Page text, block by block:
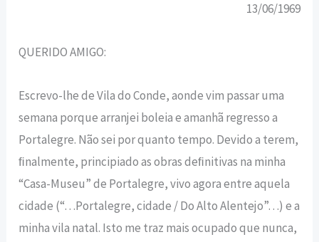
13/06/1969
QUERIDO AMIGO:
Escrevo-lhe de Vila do Conde, aonde vim passar uma
semana porque arranjei boleia e amanhã regresso a
Portalegre. Não sei por quanto tempo. Devido a terem,
ﬁnalmente, principiado as obras deﬁnitivas na minha
“Casa-Museu” de Portalegre, vivo agora entre aquela
cidade (“…Portalegre, cidade / Do Alto Alentejo”…) e a
minha vila natal. Isto me traz mais ocupado que nunca,